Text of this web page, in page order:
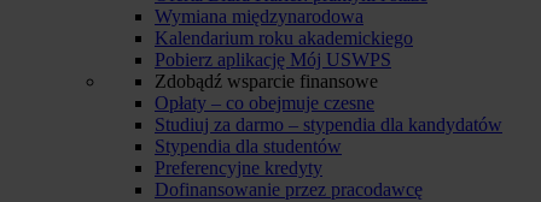
Wymiana międzynarodowa
Kalendarium roku akademickiego
Pobierz aplikację Mój USWPS
Zdobądź wsparcie finansowe
Opłaty – co obejmuje czesne
Studiuj za darmo – stypendia dla kandydatów
Stypendia dla studentów
Preferencyjne kredyty
Dofinansowanie przez pracodawcę